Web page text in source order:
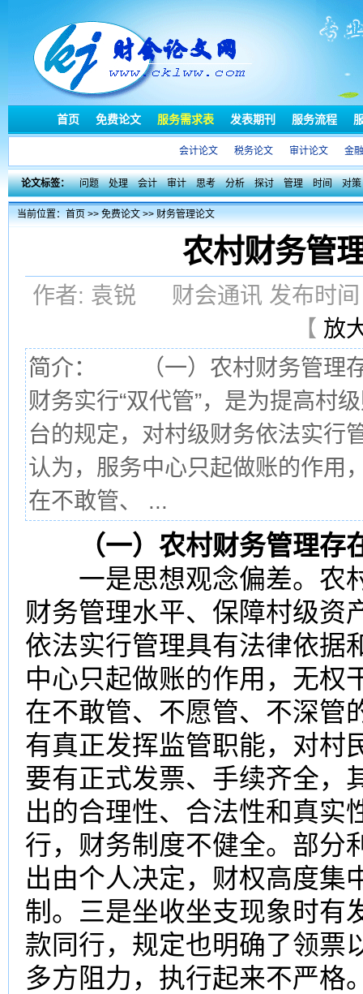
首页 免费论文 服务需求表 发表期刊 服务流程
会计论文 税务论文 审计论文 金
论文标签： 问题 处理 会计 审计 思考 分析 探讨 管理 时间 对策
当前位置：首页>>免费论文>>财务管理论文
农村财务管
作者: 袁锐 财会通讯 发布时
【 放
简介： （一）农村财务管理
财务实行“双代管”，是为提高村
台的规定，对村级财务依法实行
认为，服务中心只起做账的作用
在不敢管、 ...
（一）农村财务管理存
一是思想观念偏差。农
财务管理水平、保障村级资
依法实行管理具有法律依据
中心只起做账的作用，无权
在不敢管、不愿管、不深管
有真正发挥监管职能，对村
要有正式发票、手续齐全，
出的合理性、合法性和真实
行，财务制度不健全。部分
出由个人决定，财权高度集
制。三是坐收坐支现象时有
款同行，规定也明确了领票
多方阻力，执行起来不严格